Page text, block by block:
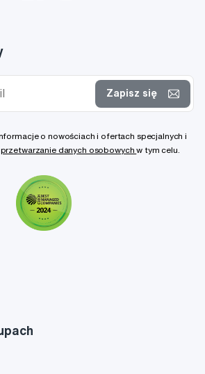
Zapisz się
o nowościach i ofertach specjalnych i
przetwarzanie danych osobowychw tym celu.